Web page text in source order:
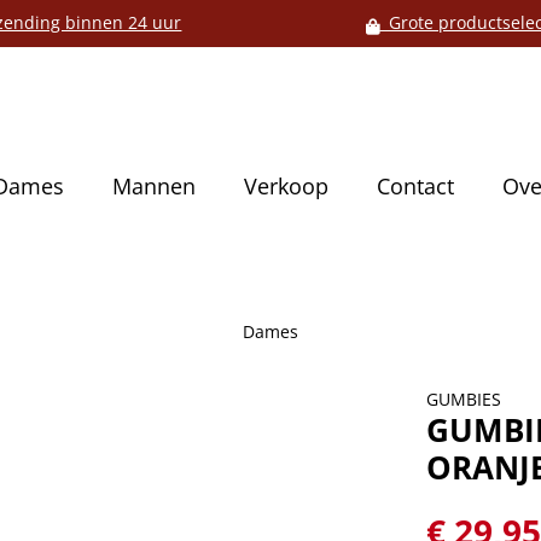
binnen 24 uur Grote
Mannen Verkoop Contact
Dames
GUMBIES
€ 29,95